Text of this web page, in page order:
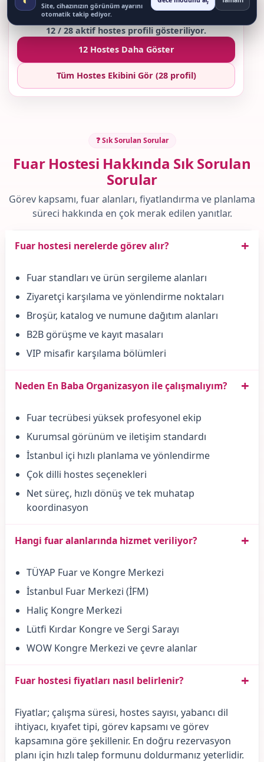
12 / 28 aktif hostes profili gösteriliyor.
12 Hostes Daha Göster
Tüm Hostes Ekibini Gör (28 profil)
❓ Sık Sorulan Sorular
Fuar Hostesi Hakkında Sık Sorulan
Sorular
Görev kapsamı, fuar alanları, fiyatlandırma ve planlama
süreci hakkında en çok merak edilen yanıtlar.
Fuar hostesi nerelerde görev alır? +
Fuar standları ve ürün sergileme alanları
Ziyaretçi karşılama ve yönlendirme noktaları
Broşür, katalog ve numune dağıtım alanları
B2B görüşme ve kayıt masaları
VIP misafir karşılama bölümleri
Neden En Baba Organizasyon ile çalışmalıyım? +
Fuar tecrübesi yüksek profesyonel ekip
Kurumsal görünüm ve iletişim standardı
İstanbul içi hızlı planlama ve yönlendirme
Çok dilli hostes seçenekleri
Net süreç, hızlı dönüş ve tek muhatap
koordinasyon
Hangi fuar alanlarında hizmet veriliyor? +
TÜYAP Fuar ve Kongre Merkezi
İstanbul Fuar Merkezi (İFM)
Haliç Kongre Merkezi
Lütfi Kırdar Kongre ve Sergi Sarayı
WOW Kongre Merkezi ve çevre alanlar
Fuar hostesi fiyatları nasıl belirlenir? +
Fiyatlar; çalışma süresi, hostes sayısı, yabancı dil
ihtiyacı, kıyafet tipi, görev kapsamı ve görev
kapsamına göre şekillenir. En doğru rezervasyon
planı için hızlı talep formunu doldurmanız yeterlidir.
Site, cihazınızın görünüm ayarını
otomatik takip ediyor.